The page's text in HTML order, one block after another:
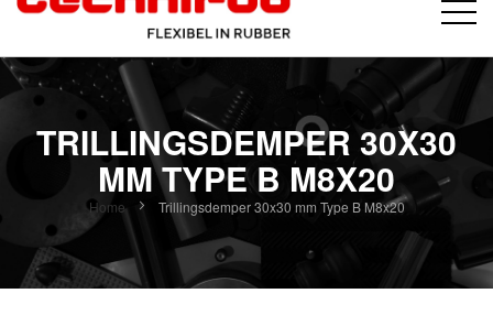
TRILLINGSDEMPER 30X30
MM TYPE B M8X20
Home Trillingsdemper 30x30 mm Type B M8x20